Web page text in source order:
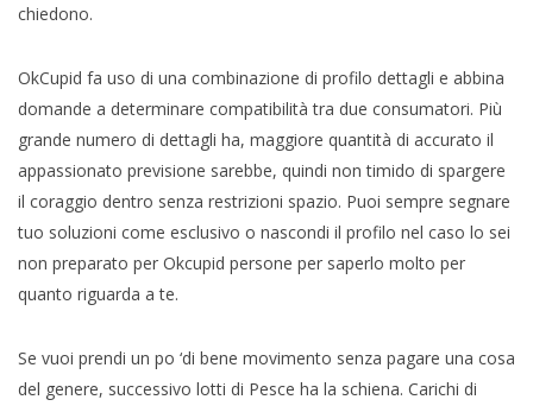
chiedono.
OkCupid fa uso di una combinazione di profilo dettagli e abbina
domande a determinare compatibilità tra due consumatori. Più
grande numero di dettagli ha, maggiore quantità di accurato il
appassionato previsione sarebbe, quindi non timido di spargere
il coraggio dentro senza restrizioni spazio. Puoi sempre segnare
tuo soluzioni come esclusivo o nascondi il profilo nel caso lo sei
non preparato per Okcupid persone per saperlo molto per
quanto riguarda a te.
Se vuoi prendi un po ‘di bene movimento senza pagare una cosa
del genere, successivo lotti di Pesce ha la schiena. Carichi di